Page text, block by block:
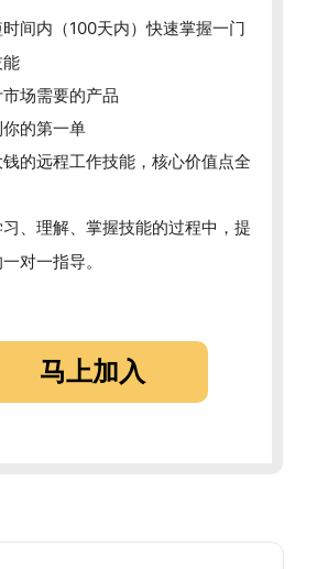
间内（100天内）快速掌握一门
场需要的产品
的第一单
的远程工作技能，核心价值点全
、理解、掌握技能的过程中，提
对一指导。
马上加入